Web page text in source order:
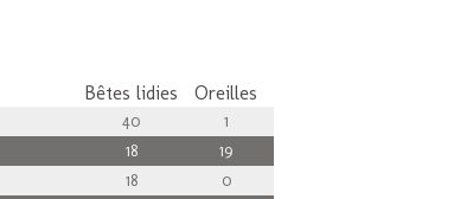
Bêtes lidies Oreilles
40
1
18
19
18
0